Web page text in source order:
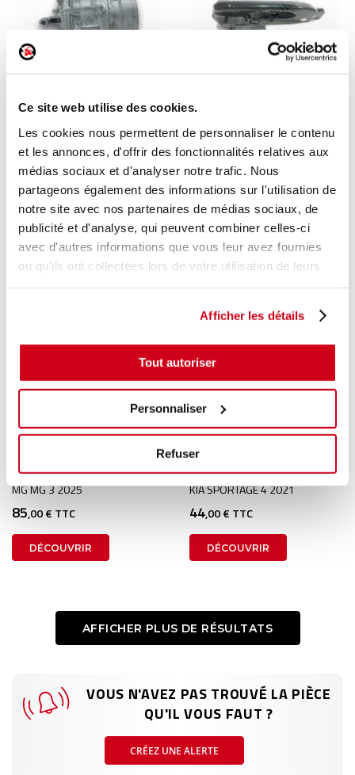
Ce site web utilise des cookies.
Les cookies nous permettent de personnaliser le contenu
et les annonces, d'offrir des fonctionnalités relatives aux
médias sociaux et d'analyser notre trafic. Nous
partageons également des informations sur l'utilisation de
notre site avec nos partenaires de médias sociaux, de
publicité et d'analyse, qui peuvent combiner celles-ci
avec d'autres informations que vous leur avez fournies
ou qu'ils ont collectées lors de votre utilisation de leurs
Afficher les détails
Tout autoriser
Personnaliser
Refuser
Compresseur de
climatisation
1 en stock
MG MG 3 2025
406,00 € TTC
DÉCOUVRIR
Poignée extérieure arrière
droite
1 en stock
KIA SPORTAGE 4 2021
54,00 € TTC
DÉCOUVRIR
Boitier papillon
1 en stock
MG MG 3 2025
85,00 € TTC
DÉCOUVRIR
Poignée extérieure avant
droite
1 en stock
KIA SPORTAGE 4 2021
44,00 € TTC
DÉCOUVRIR
AFFICHER PLUS DE RÉSULTATS
VOUS N'AVEZ PAS TROUVÉ LA PIÈCE
QU'IL VOUS FAUT ?
CRÉEZ UNE ALERTE